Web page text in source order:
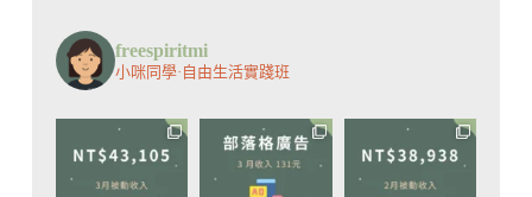
freespiritmi
小咪同學·自由生活實踐班